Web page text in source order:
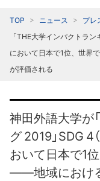
TOP ニュース プレ
「THE大学インパクトラ
において日本で1位、世界
が評価される
神田外語大学が
グ 2019」SDG 4
おいて日本で1
――地域におけ